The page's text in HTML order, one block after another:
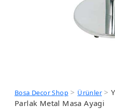
Bosa Decor Shop> Ürünler>
Parlak Metal Masa Ayagi